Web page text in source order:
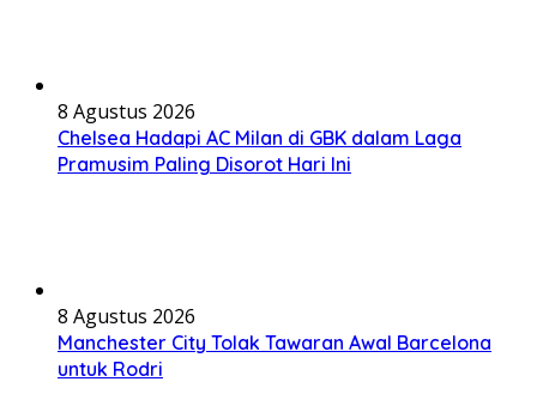
8 Agustus 2026
Chelsea Hadapi AC Milan di GBK dalam Laga
Pramusim Paling Disorot Hari Ini
8 Agustus 2026
Manchester City Tolak Tawaran Awal Barcelona
untuk Rodri